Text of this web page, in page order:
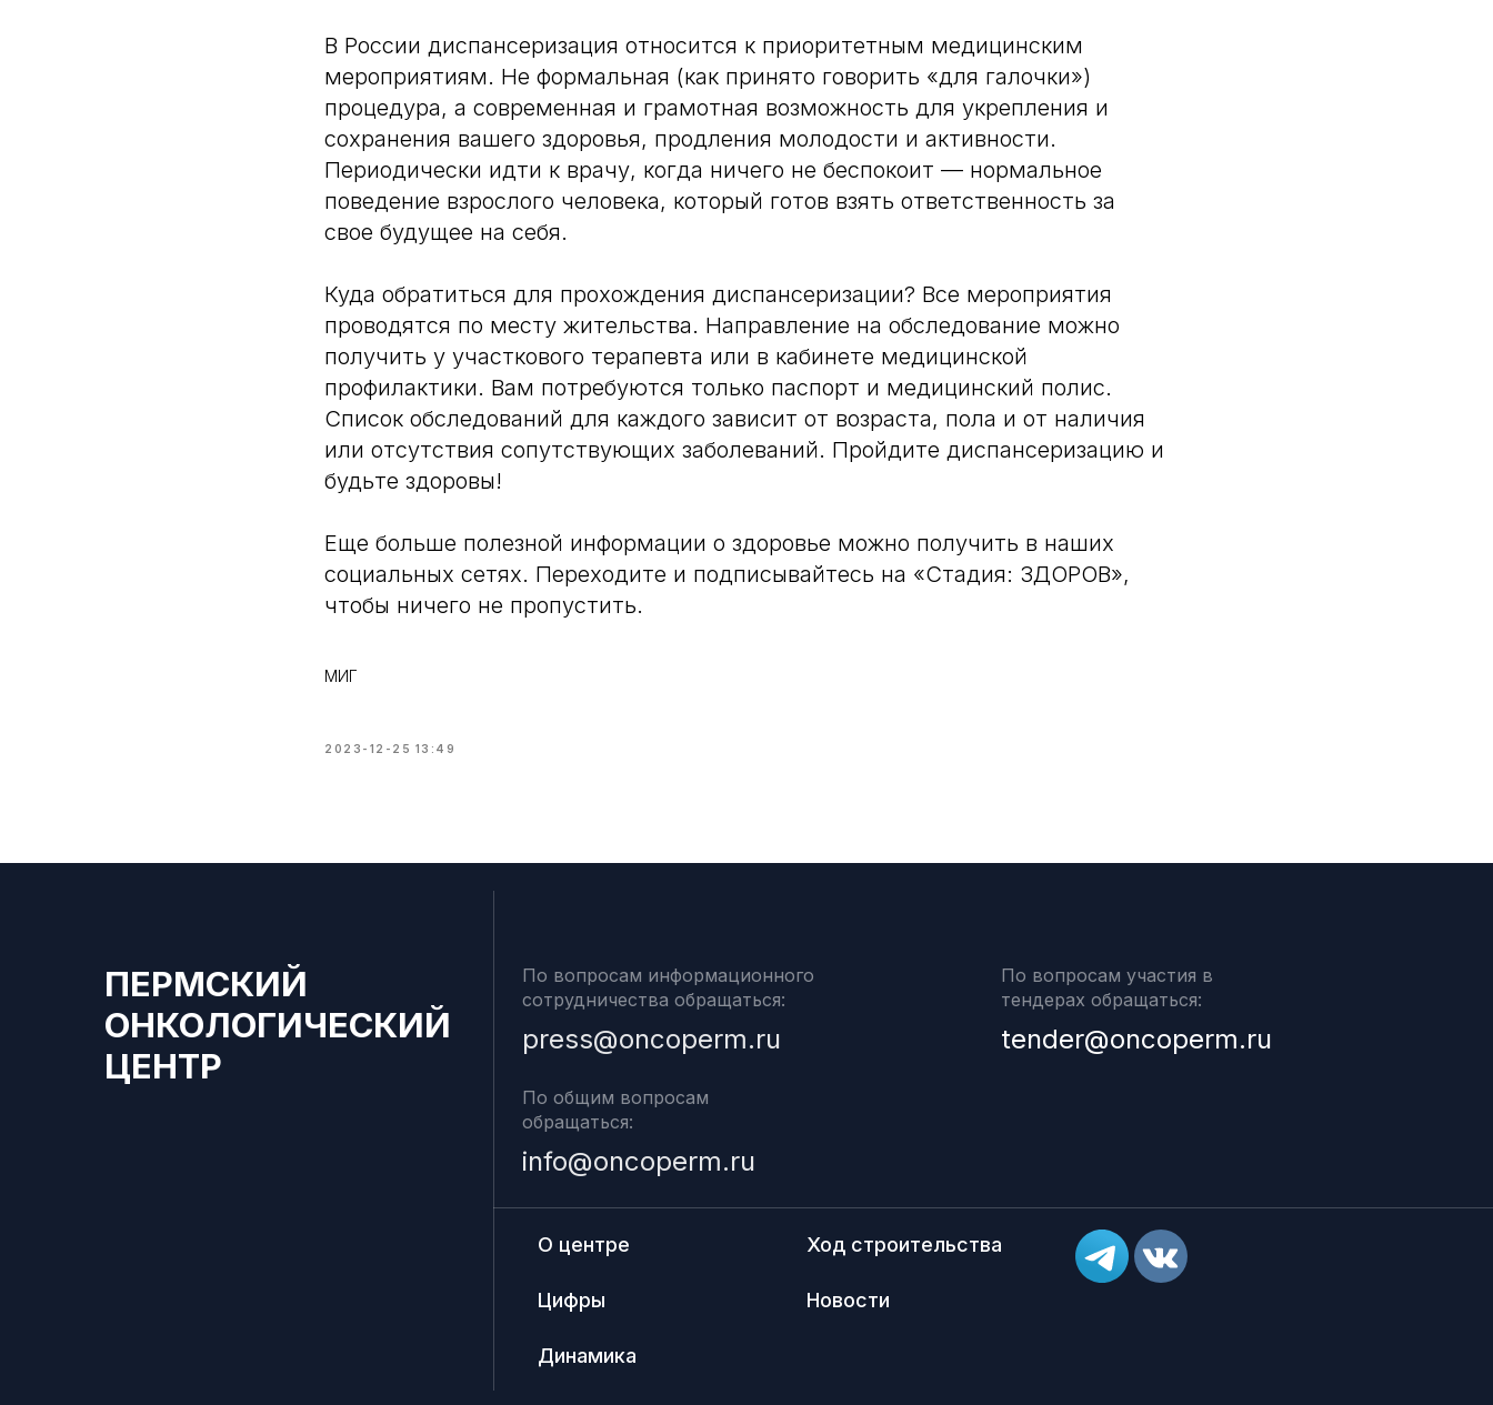
В России диспансеризация относится к приоритетным медицинским
мероприятиям. Не формальная (как принято говорить «для галочки»)
процедура, а современная и грамотная возможность для укрепления и
сохранения вашего здоровья, продления молодости и активности.
Периодически идти к врачу, когда ничего не беспокоит — нормальное
поведение взрослого человека, который готов взять ответственность за
свое будущее на себя.
Куда обратиться для прохождения диспансеризации? Все мероприятия
проводятся по месту жительства. Направление на обследование можно
получить у участкового терапевта или в кабинете медицинской
профилактики. Вам потребуются только паспорт и медицинский полис.
Список обследований для каждого зависит от возраста, пола и от наличия
или отсутствия сопутствующих заболеваний. Пройдите диспансеризацию и
будьте здоровы!
Еще больше полезной информации о здоровье можно получить в наших
социальных сетях. Переходите и подписывайтесь на «Стадия: ЗДОРОВ»,
чтобы ничего не пропустить.
МИГ
2023-12-25 13:49
ПЕРМСКИЙ
ОНКОЛОГИЧЕСКИЙ
ЦЕНТР
О центре
Цифры
Динамика
Ход строительства
Новости
По вопросам информационного
сотрудничества обращаться:
По вопросам участия в
тендерах обращаться:
По общим вопросам
обращаться:
press@oncoperm.ru tender@oncoperm.ru
info@oncoperm.ru